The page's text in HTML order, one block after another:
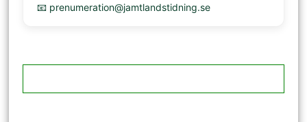
📧 prenumeration@jamtlandstidning.se